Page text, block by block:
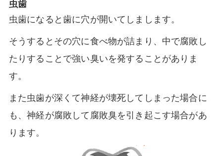
虫歯
虫歯になると歯に穴が開いてしまします。
そうするとその穴に食べ物が詰まり、中で腐敗し
たりすることで強い臭いを発することがありま
す。
また虫歯が深くて神経が壊死してしまった場合に
も、神経が腐敗して腐敗臭を引き起こす場合があ
ります。